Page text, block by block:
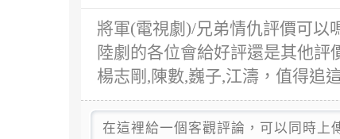
將軍(電視劇)/兄弟情仇評價可以
陸劇的各位會給好評還是其他
楊志剛,陳數,巍子,江濤，值得追